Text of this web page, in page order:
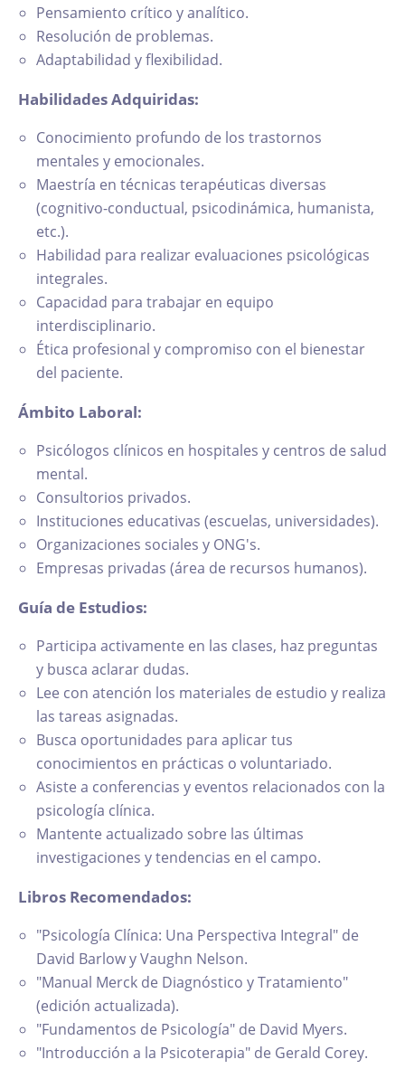
Pensamiento crítico y analítico.
Resolución de problemas.
Adaptabilidad y flexibilidad.
Habilidades Adquiridas:
Conocimiento profundo de los trastornos
mentales y emocionales.
Maestría en técnicas terapéuticas diversas
(cognitivo-conductual, psicodinámica, humanista,
etc.).
Habilidad para realizar evaluaciones psicológicas
integrales.
Capacidad para trabajar en equipo
interdisciplinario.
Ética profesional y compromiso con el bienestar
del paciente.
Ámbito Laboral:
Psicólogos clínicos en hospitales y centros de salud
mental.
Consultorios privados.
Instituciones educativas (escuelas, universidades).
Organizaciones sociales y ONG's.
Empresas privadas (área de recursos humanos).
Guía de Estudios:
Participa activamente en las clases, haz preguntas
y busca aclarar dudas.
Lee con atención los materiales de estudio y realiza
las tareas asignadas.
Busca oportunidades para aplicar tus
conocimientos en prácticas o voluntariado.
Asiste a conferencias y eventos relacionados con la
psicología clínica.
Mantente actualizado sobre las últimas
investigaciones y tendencias en el campo.
Libros Recomendados:
"Psicología Clínica: Una Perspectiva Integral" de
David Barlow y Vaughn Nelson.
"Manual Merck de Diagnóstico y Tratamiento"
(edición actualizada).
"Fundamentos de Psicología" de David Myers.
"Introducción a la Psicoterapia" de Gerald Corey.